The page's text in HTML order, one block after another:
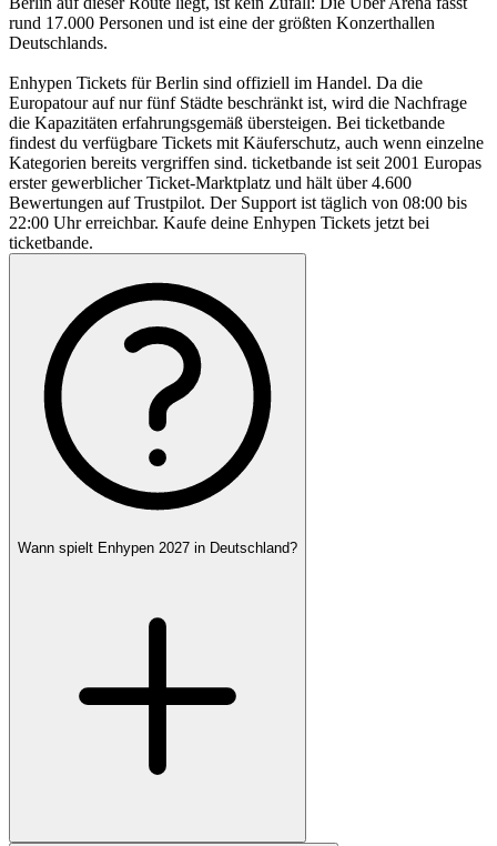
rund 17.000 Personen und ist eine der größten Konzerthallen
Deutschlands.
Enhypen Tickets für Berlin sind offiziell im Handel. Da die
Europatour auf nur fünf Städte beschränkt ist, wird die Nachfrage
die Kapazitäten erfahrungsgemäß übersteigen. Bei ticketbande
findest du verfügbare Tickets mit Käuferschutz, auch wenn einzelne
Kategorien bereits vergriffen sind. ticketbande ist seit 2001 Europas
erster gewerblicher Ticket-Marktplatz und hält über 4.600
Bewertungen auf Trustpilot. Der Support ist täglich von 08:00 bis
22:00 Uhr erreichbar. Kaufe deine Enhypen Tickets jetzt bei
ticketbande.
Wann spielt Enhypen 2027 in Deutschland?